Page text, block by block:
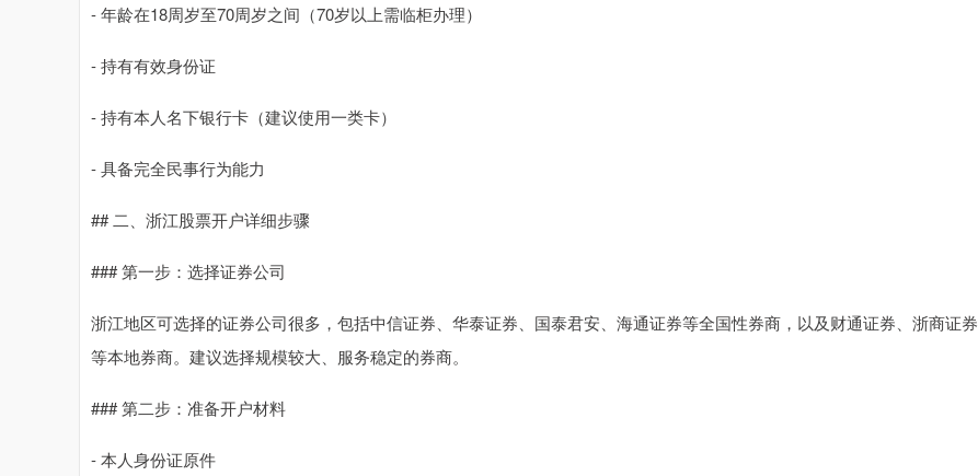
- 年龄在18周岁至70周岁之间（70岁以上需临柜办理）
- 持有有效身份证
- 持有本人名下银行卡（建议使用一类卡）
- 具备完全民事行为能力
## 二、浙江股票开户详细步骤
### 第一步：选择证券公司
浙江地区可选择的证券公司很多，包括中信证券、华泰证券、国泰君安、海通证券等全国性券商，以及财通证券、浙商证券
等本地券商。建议选择规模较大、服务稳定的券商。
### 第二步：准备开户材料
- 本人身份证原件